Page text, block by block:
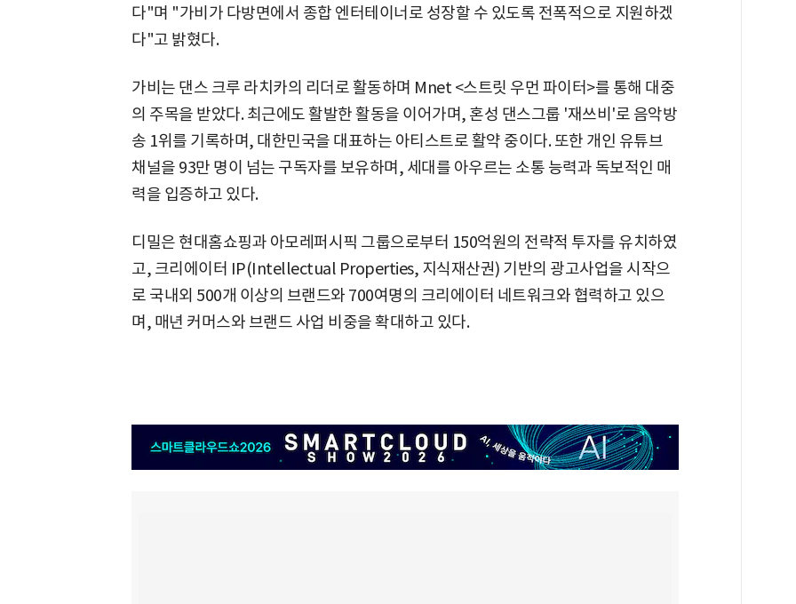
다"며 "가비가 다방면에서 종합 엔터테이너로 성장할 수 있도록 전폭적으로 지원하겠
다"고 밝혔다.
가비는 댄스 크루 라치카의 리더로 활동하며 Mnet <스트릿 우먼 파이터>를 통해 대중
의 주목을 받았다. 최근에도 활발한 활동을 이어가며, 혼성 댄스그룹 '재쓰비'로 음악방
송 1위를 기록하며, 대한민국을 대표하는 아티스트로 활약 중이다. 또한 개인 유튜브
채널을 93만 명이 넘는 구독자를 보유하며, 세대를 아우르는 소통 능력과 독보적인 매
력을 입증하고 있다.
디밀은 현대홈쇼핑과 아모레퍼시픽 그룹으로부터 150억원의 전략적 투자를 유치하였
고, 크리에이터 IP(Intellectual Properties, 지식재산권) 기반의 광고사업을 시작으
로 국내외 500개 이상의 브랜드와 700여명의 크리에이터 네트워크와 협력하고 있으
며, 매년 커머스와 브랜드 사업 비중을 확대하고 있다.